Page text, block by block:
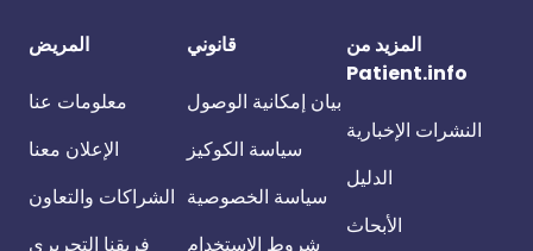
المريض
معلومات عنا
الإعلان معنا
الشراكات والتعاون
فريقنا التحريري
قانوني
بيان إمكانية الوصول
سياسة الكوكيز
سياسة الخصوصية
شروط الاستخدام
المزيد من
Patient.info
النشرات الإخبارية
الدليل
الأبحاث